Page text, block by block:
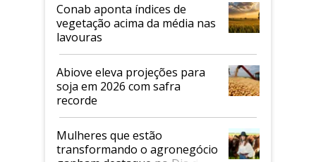
Conab aponta índices de
vegetação acima da média nas
lavouras
Abiove eleva projeções para
soja em 2026 com safra
recorde
Mulheres que estão
transformando o agronegócio